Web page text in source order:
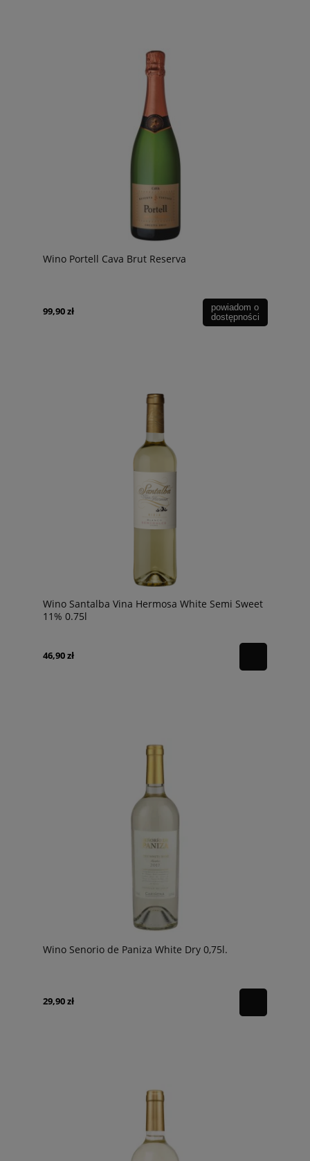
Wino Portell Cava Brut Reserva
99,90 zł
powiadom o
dostępności
Wino Santalba Vina Hermosa White Semi Sweet
11% 0.75l
46,90 zł
Wino Senorio de Paniza White Dry 0,75l.
29,90 zł